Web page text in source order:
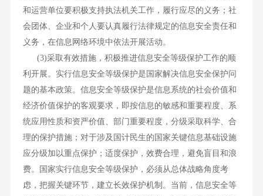
和运营单位要积极支持执法机关工作，履行应尽的义务；社
会团体、企业和个人要认真履行法律规定的信息安全责任和
义务，在信息网络环境中依法开展活动。
(3)采取有效措施，积极推进信息安全等级保护工作的顺
利开展。实行信息安全等级保护是国家解决信息安全保护问
题的基本政策。信息安全等级保护是信息系统的社会价值和
经济价值保护的客观要求，即按信息的敏感和重要程度、系
统应用性质和资严价值、部门重要程度，分级采取科学、合
理的保护措施；对于涉及国计民生的国家关键信息基础设施
应分级加以重点保护；适度保护，效费合理，避免盲目和浪
费。国家实行信息安全等级保护，必须从总体战略角度考
虑，把握关键环节，建立长效保护机制。当前，信息安全等